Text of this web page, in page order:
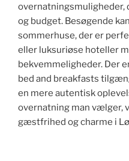
overnatningsmuligheder,
og budget. Besøgende
sommerhuse, der er
eller luksuriøse hoteller
bekvemmeligheder. Der
bed and breakfasts
en mere autentisk
overnatning man vælger,
gæstfrihed og charme i